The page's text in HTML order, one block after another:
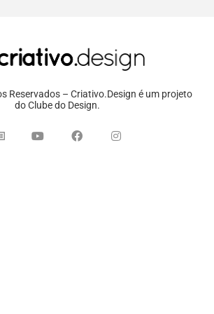
Reservados – Criativo.Design é um projeto
do Clube do Design.